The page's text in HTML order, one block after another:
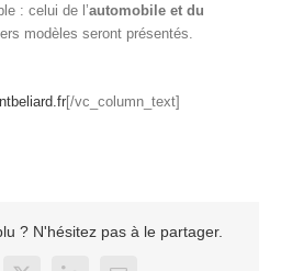
: celui de l’automobile et du
modèles seront présentés.
[/vc_column_text]
? N'hésitez pas à le partager.